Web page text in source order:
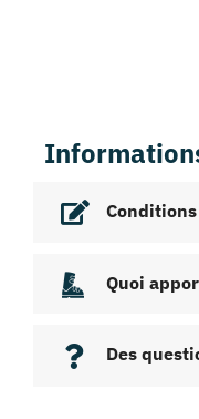
Conditions
Quoi
Des